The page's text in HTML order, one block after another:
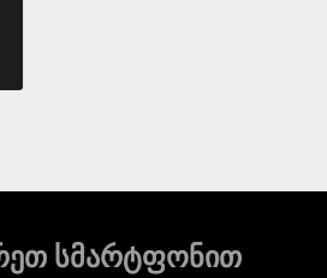
სმარტფონით